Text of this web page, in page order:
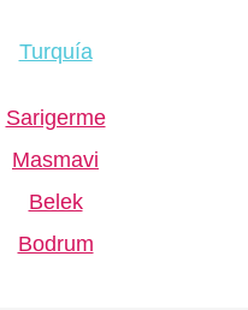
Turquía
Sarigerme
Masmavi
Belek
Bodrum